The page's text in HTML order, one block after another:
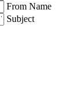
From Name
Subject